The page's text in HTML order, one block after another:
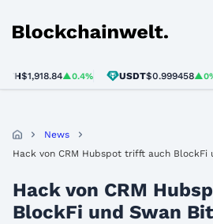
Blockchainwelt
$1,918.84▲0.4% USDT$0.999458▲0%
News
Hack von CRM Hubspot trifft auch BlockFi
Hack von CRM
BlockFi und Swan